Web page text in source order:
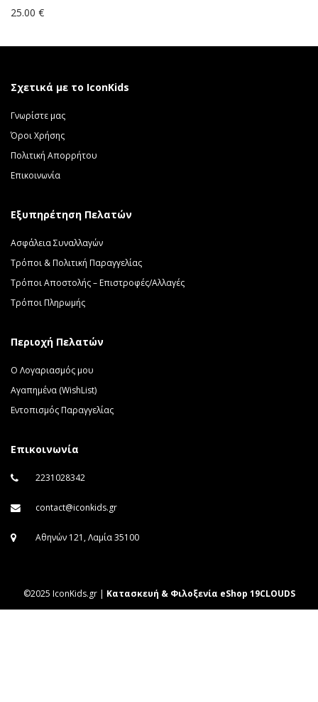
25.00 €
Σχετικά με το IconKids
Γνωρίστε μας
Όροι Χρήσης
Πολιτική Απορρήτου
Επικοινωνία
Εξυπηρέτηση Πελατών
Ασφάλεια Συναλλαγών
Τρόποι & Πολιτική Παραγγελίας
Τρόποι Αποστολής – Επιστροφές/Αλλαγές
Τρόποι Πληρωμής
Περιοχή Πελατών
Ο Λογαριασμός μου
Αγαπημένα (WishList)
Εντοπισμός Παραγγελίας
Επικοινωνία
2231028342
contact@iconkids.gr
Αθηνών 121, Λαμία 35100
©2025 IconKids.gr | Κατασκευή & Φιλοξενία eShop 19CLOUDS